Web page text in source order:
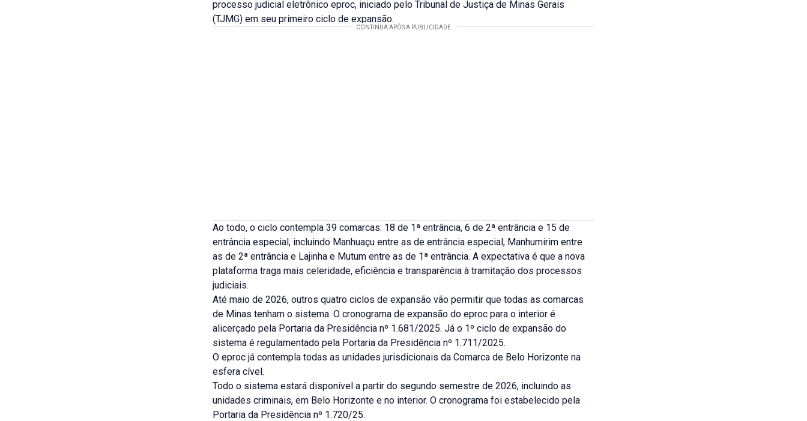
processo judicial eletrônico eproc, iniciado pelo Tribunal de Justiça de Minas Gerais
(TJMG) em seu primeiro ciclo de expansão.
Ao todo, o ciclo contempla 39 comarcas: 18 de 1ª entrância, 6 de 2ª entrância e 15 de
entrância especial, incluindo Manhuaçu entre as de entrância especial, Manhumirim entre
as de 2ª entrância e Lajinha e Mutum entre as de 1ª entrância. A expectativa é que a nova
plataforma traga mais celeridade, eficiência e transparência à tramitação dos processos
judiciais.
Até maio de 2026, outros quatro ciclos de expansão vão permitir que todas as comarcas
de Minas tenham o sistema. O cronograma de expansão do eproc para o interior é
alicerçado pela Portaria da Presidência nº 1.681/2025. Já o 1º ciclo de expansão do
sistema é regulamentado pela Portaria da Presidência nº 1.711/2025.
O eproc já contempla todas as unidades jurisdicionais da Comarca de Belo Horizonte na
esfera cível.
Todo o sistema estará disponível a partir do segundo semestre de 2026, incluindo as
unidades criminais, em Belo Horizonte e no interior. O cronograma foi estabelecido pela
Portaria da Presidência nº 1.720/25.